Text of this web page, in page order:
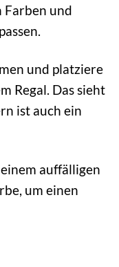
Farben und
und platziere
Regal. Das sieht
ist auch ein
auffälligen
um einen